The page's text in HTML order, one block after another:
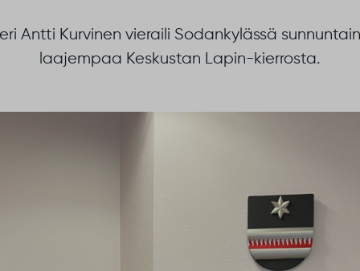
Antti Kurvinen vieraili Sodankylässä
laajempaa Keskustan Lapin-kierrosta.